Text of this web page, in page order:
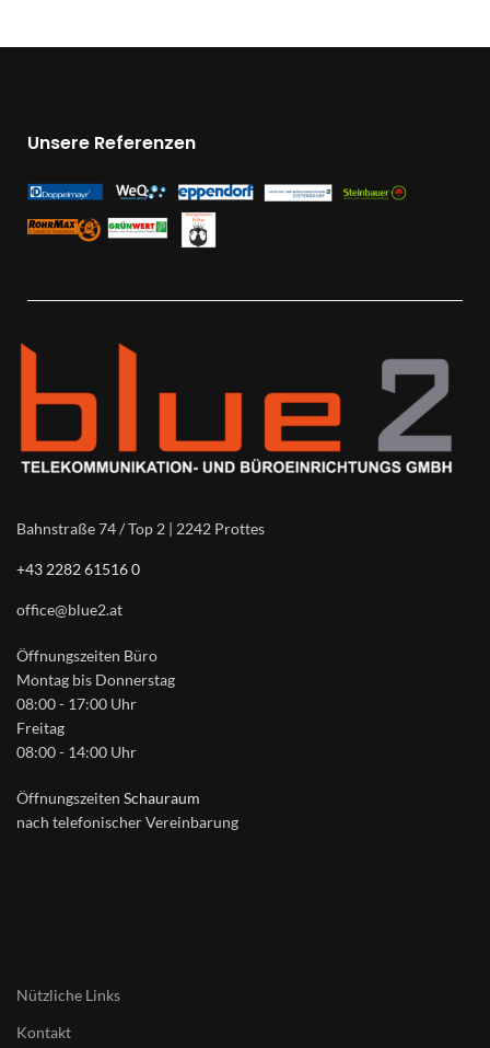
Unsere Referenzen
Bahnstraße 74 / Top 2 | 2242 Prottes
+43 2282 61516 0
office@blue2.at
Öffnungszeiten Büro
Montag bis Donnerstag
08:00 - 17:00 Uhr
Freitag
08:00 - 14:00 Uhr
Öffnungszeiten Schauraum
nach telefonischer Vereinbarung
Nützliche Links
Kontakt